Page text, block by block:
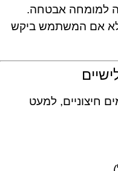
למומחה אבטחה.
אם המשתמש ביקש
חיצוניים, למעט